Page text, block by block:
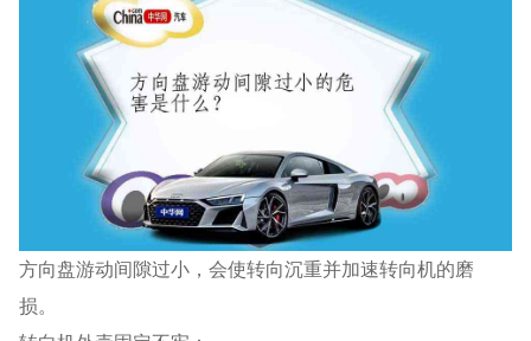
方向盘游动间隙过小，会使转向沉重并加速转向机的磨
损。